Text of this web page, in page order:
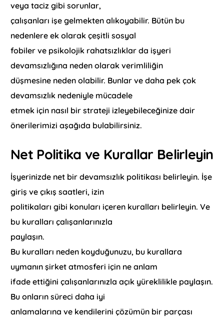
veya taciz gibi sorunlar,
çalışanları işe gelmekten alıkoyabilir. Bütün bu
nedenlere ek olarak çeşitli sosyal
fobiler ve psikolojik rahatsızlıklar da işyeri
devamsızlığına neden olarak verimliliğin
düşmesine neden olabilir. Bunlar ve daha pek çok
devamsızlık nedeniyle mücadele
etmek için nasıl bir strateji izleyebileceğinize dair
önerilerimizi aşağıda bulabilirsiniz.
Net Politika ve Kurallar Belirleyin
İşyerinizde net bir devamsızlık politikası belirleyin. İşe
giriş ve çıkış saatleri, izin
politikaları gibi konuları içeren kuralları belirleyin. Ve
bu kuralları çalışanlarınızla
paylaşın.
Bu kuralları neden koyduğunuzu, bu kurallara
uymanın şirket atmosferi için ne anlam
ifade ettiğini çalışanlarınızla açık yüreklilikle paylaşın.
Bu onların süreci daha iyi
anlamalarına ve kendilerini çözümün bir parçası